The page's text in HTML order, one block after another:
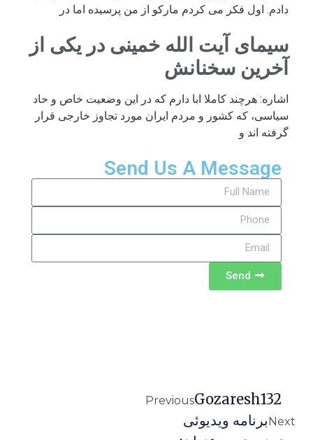
دادم. اول فکر می کردم مارکو از من پرسیده اما در
سیمای آیت الله خمینی در یکی از
آخرین سخنانش
اشاره: هرچند کاملا ابا دارم که در این وضعیت خاص و حاد
سیاسی، که کشور و مردم ایران مورد تجاوز خارجی قرار
گرفته اند و
Send Us A Message
Send
PreviousGozaresh132
Nextبرنامه ويديوئى